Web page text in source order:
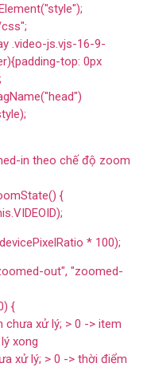
.video-js.vjs-16-9-
top: 0px
in theo chế độ zoom
{
* 100);
out", "zoomed-
{
chưa xử lý; > 0 -> item
xong
xử lý; > 0 -> thời điểm